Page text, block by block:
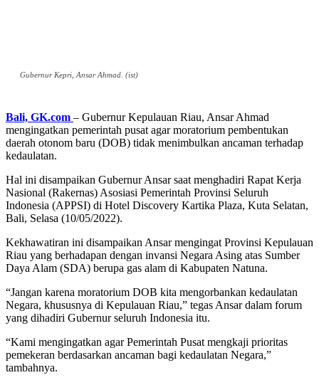
Gubernur Kepri, Ansar Ahmad. (ist)
Bali, GK.com – Gubernur Kepulauan Riau, Ansar Ahmad
mengingatkan pemerintah pusat agar moratorium pembentukan
daerah otonom baru (DOB) tidak menimbulkan ancaman terhadap
kedaulatan.
Hal ini disampaikan Gubernur Ansar saat menghadiri Rapat Kerja
Nasional (Rakernas) Asosiasi Pemerintah Provinsi Seluruh
Indonesia (APPSI) di Hotel Discovery Kartika Plaza, Kuta Selatan,
Bali, Selasa (10/05/2022).
Kekhawatiran ini disampaikan Ansar mengingat Provinsi Kepulauan
Riau yang berhadapan dengan invansi Negara Asing atas Sumber
Daya Alam (SDA) berupa gas alam di Kabupaten Natuna.
“Jangan karena moratorium DOB kita mengorbankan kedaulatan
Negara, khususnya di Kepulauan Riau,” tegas Ansar dalam forum
yang dihadiri Gubernur seluruh Indonesia itu.
“Kami mengingatkan agar Pemerintah Pusat mengkaji prioritas
pemekeran berdasarkan ancaman bagi kedaulatan Negara,”
tambahnya.